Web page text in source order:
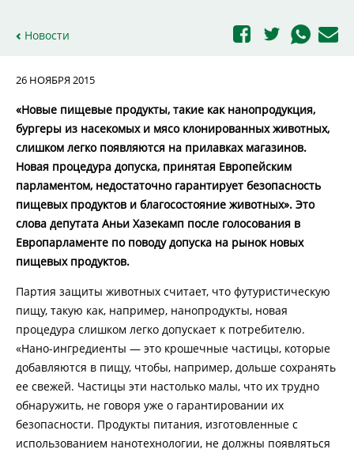
Новости
26 НОЯБРЯ 2015
«Новые пищевые продукты, такие как нанопродукция,
бургеры из насекомых и мясо клонированных животных,
слишком легко появляются на прилавках магазинов.
Новая процедура допуска, принятая Европейским
парламентом, недостаточно гарантирует безопасность
пищевых продуктов и благосостояние животных». Это
слова депутата Аньи Хазекамп после голосования в
Европарламенте по поводу допуска на рынок новых
пищевых продуктов.
Партия защиты животных считает, что футуристическую
пищу, такую как, например, нанопродукты, новая
процедура слишком легко допускает к потребителю.
«Нано-ингредиенты — это крошечные частицы, которые
добавляются в пищу, чтобы, например, дольше сохранять
ее свежей. Частицы эти настолько малы, что их трудно
обнаружить, не говоря уже о гарантировании их
безопасности. Продукты питания, изготовленные с
использованием нанотехнологии, не должны появляться